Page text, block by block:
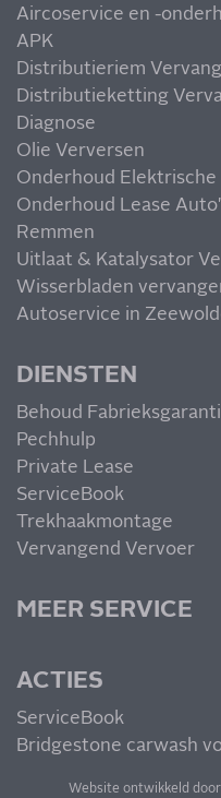
Aircoservice en -
APK
Distributieriem
Distributieketting
Diagnose
Olie Verversen
Onderhoud
Onderhoud Lease
Remmen
Uitlaat & Katalysator
Wisserbladen
Autoservice in
DIENSTEN
Behoud
Pechhulp
Private Lease
ServiceBook
Trekhaakmontage
Vervangend Vervoer
MEER SERVICE
ACTIES
ServiceBook
Bridgestone carwash
Website ontwikkeld door